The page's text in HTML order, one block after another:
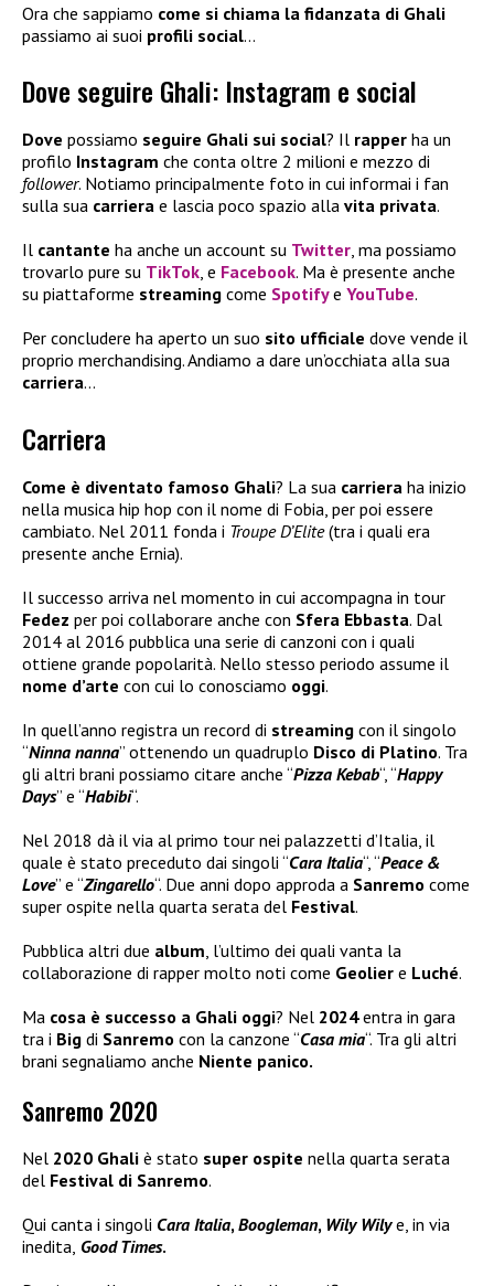
Ora che sappiamo come si chiama la fidanzata di Ghali
passiamo ai suoi profili social…
Dove seguire Ghali: Instagram e social
Dove possiamo seguire Ghali sui social? Il rapper ha un
profilo Instagram che conta oltre 2 milioni e mezzo di
follower. Notiamo principalmente foto in cui informai i fan
sulla sua carriera e lascia poco spazio alla vita privata.
Il cantante ha anche un account su Twitter, ma possiamo
trovarlo pure su TikTok, e Facebook. Ma è presente anche
su piattaforme streaming come Spotifye YouTube.
Per concludere ha aperto un suo sito ufficiale dove vende il
proprio merchandising. Andiamo a dare un’occhiata alla sua
carriera…
Carriera
Come è diventato famoso Ghali? La sua carriera ha inizio
nella musica hip hop con il nome di Fobia, per poi essere
cambiato. Nel 2011 fonda i Troupe D’Elite(tra i quali era
presente anche Ernia).
Il successo arriva nel momento in cui accompagna in tour
Fedez per poi collaborare anche con Sfera Ebbasta. Dal
2014 al 2016 pubblica una serie di canzoni con i quali
ottiene grande popolarità. Nello stesso periodo assume il
nome d’arte con cui lo conosciamo oggi.
In quell’anno registra un record di streaming con il singolo
“Ninna nanna” ottenendo un quadruplo Disco di Platino. Tra
gli altri brani possiamo citare anche “Pizza Kebab“, “Happy
Days” e “Habibi“.
Nel 2018 dà il via al primo tour nei palazzetti d’Italia, il
quale è stato preceduto dai singoli “Cara Italia“, “Peace &
Love” e “Zingarello“. Due anni dopo approda a Sanremo come
super ospite nella quarta serata del Festival.
Pubblica altri due album , l’ultimo dei quali vanta la
collaborazione di rapper molto noti come Geolier e Luché.
Ma cosa è successo a Ghali oggi? Nel 2024entra in gara
tra i Big di Sanremo con la canzone “Casa mia“. Tra gli altri
brani segnaliamo anche Niente panico.
Sanremo 2020
Nel 2020 Ghali è stato super ospite nella quarta serata
del Festival di Sanremo.
Qui canta i singoli Cara Italia,Boogleman, Wily Wilye, in via
inedita, Good Times.